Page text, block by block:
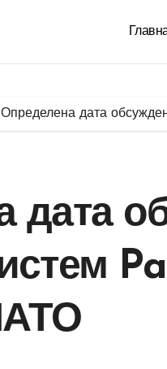
Определена дата
дата